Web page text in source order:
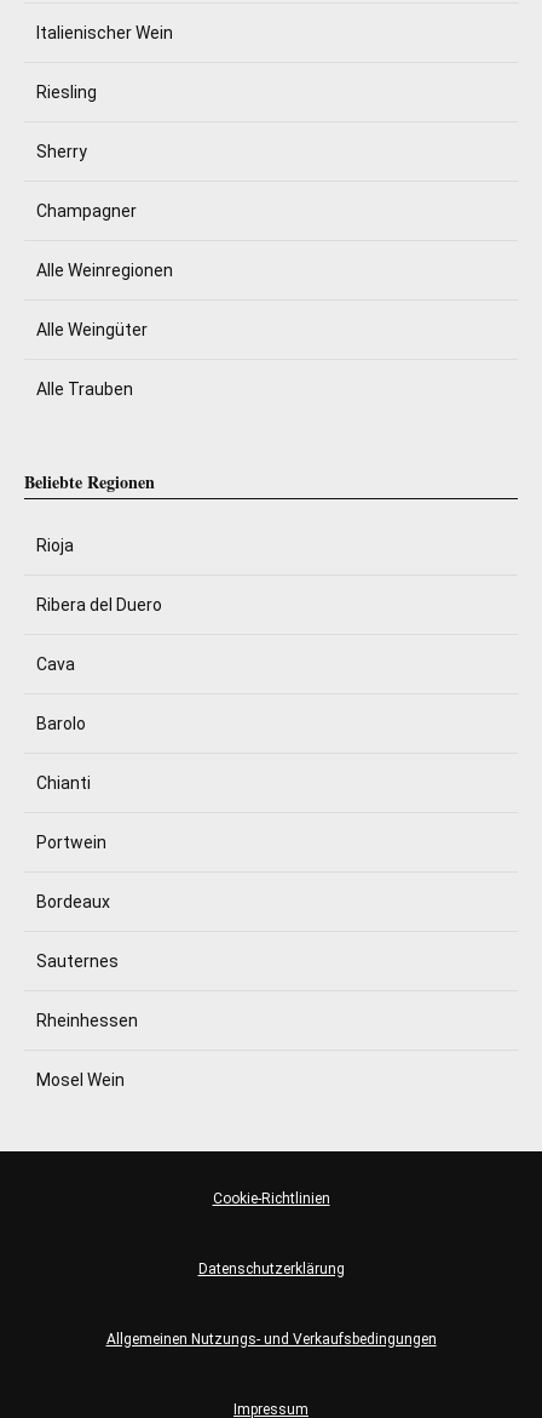
Italienischer Wein
Riesling
Sherry
Champagner
Alle Weinregionen
Alle Weingüter
Alle Trauben
Beliebte Regionen
Rioja
Ribera del Duero
Cava
Barolo
Chianti
Portwein
Bordeaux
Sauternes
Rheinhessen
Mosel Wein
Impressum
Allgemeinen Nutzungs- und Verkaufsbedingungen
Datenschutzerklärung
Cookie-Richtlinien